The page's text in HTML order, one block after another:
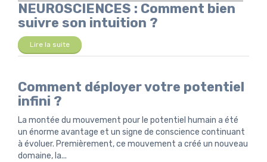
NEUROSCIENCES : Comment bien
suivre son intuition ?
Lire la suite
Comment déployer votre potentiel
infini ?
La montée du mouvement pour le potentiel humain a été
un énorme avantage et un signe de conscience continuant
à évoluer. Premièrement, ce mouvement a créé un nouveau
domaine, la...